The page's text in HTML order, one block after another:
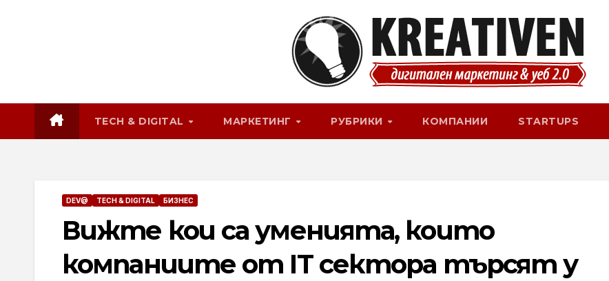
TECH & DIGITAL МАРКЕТИНГ РУБРИКИ КОМПАНИИ STARTUPS
DEV@ TECH & DIGITAL БИЗНЕС
Вижте кои са уменията, които
компаниите от IT сектора търсят у